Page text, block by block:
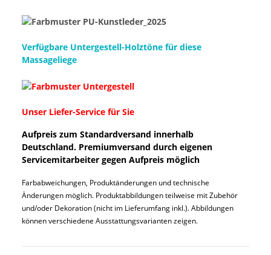
Verfügbare Untergestell-Holztöne für diese
Massageliege
Unser Liefer-Service für Sie
Aufpreis zum Standardversand innerhalb
Deutschland. Premiumversand durch eigenen
Servicemitarbeiter gegen Aufpreis möglich
Farbabweichungen, Produktänderungen und technische
Änderungen möglich. Produktabbildungen teilweise mit Zubehör
und/oder Dekoration (nicht im Lieferumfang inkl.). Abbildungen
können verschiedene Ausstattungsvarianten zeigen.